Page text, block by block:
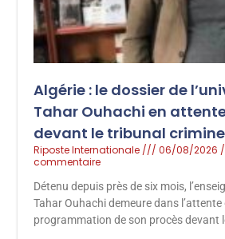
Algérie : le dossier de
Tahar Ouhachi en
devant le tribunal
Riposte Internationale 06/08/2026
commentaire
Détenu depuis près de six mois,
Tahar Ouhachi demeure dans l’attente
programmation de son procès devant